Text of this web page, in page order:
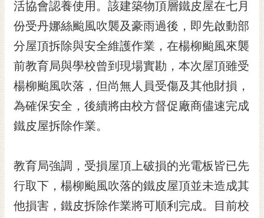
閱
RSS
訂
閱
電
子
報
市
箱
English
日
活協會認養使用。該建築物頂層鐵皮屋在七月
份受丹娜絲颱風吹襲及豪雨過後，即先啟動部
分屋頂拆除與安全維護作業，在楊柳颱風來襲
前教育局與學校曾到現場實勘，本次屋頂雖受
楊柳颱風吹落，但尚無人員受傷及其他財損，
為確保安全，後續將由校方督促廠商儘速完成
鐵皮屋拆除作業。
教育局強調，受損屋頂上破損的光電板皆已先
行取下，楊柳颱風吹落的鐵皮屋頂並未造成其
他損害，鐵皮拆除作業將可順利完成。目前校